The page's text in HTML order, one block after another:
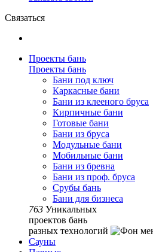
Связаться
Проекты бань
Проекты бань
Бани под ключ
Каркасные бани
Бани из клееного бруса
Кирпичные бани
Готовые бани
Бани из бруса
Модульные бани
Мобильные бани
Бани из бревна
Бани из проф. бруса
Срубы бань
Бани для бизнеса
763 Уникальных
проектов бань
разных технологий
Сауны